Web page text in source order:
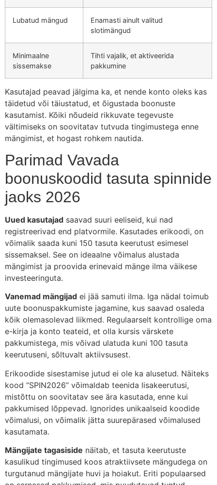
Lubatud mängud
Enamasti ainult valitud
slotimängud
Minimaalne
sissemakse
Tihti vajalik, et aktiveerida
pakkumine
Kasutajad peavad jälgima ka, et nende konto oleks kas
täidetud või täiustatud, et õigustada boonuste
kasutamist. Kõiki nõudeid rikkuvate tegevuste
vältimiseks on soovitatav tutvuda tingimustega enne
mängimist, et hogast rohkem nautida.
Parimad Vavada
boonuskoodid tasuta spinnide
jaoks 2026
Uued kasutajad saavad suuri eeliseid, kui nad
registreerivad end platvormile. Kasutades erikoodi, on
võimalik saada kuni 150 tasuta keerutust esimesel
sissemaksel. See on ideaalne võimalus alustada
mängimist ja proovida erinevaid mänge ilma väikese
investeeringuta.
Vanemad mängijad ei jää samuti ilma. Iga nädal toimub
uute boonuspakkumiste jagamine, kus saavad osaleda
kõik olemasolevad liikmed. Regulaarselt kontrollige oma
e-kirja ja konto teateid, et olla kursis värskete
pakkumistega, mis võivad ulatuda kuni 100 tasuta
keerutuseni, sõltuvalt aktiivsusest.
Erikoodide sisestamise jutud ei ole ka alusetud. Näiteks
kood “SPIN2026” võimaldab teenida lisakeerutusi,
mistõttu on soovitatav see ära kasutada, enne kui
pakkumised lõppevad. Ignorides unikaalseid koodide
võimalusi, on võimalik jätta suurepärased võimalused
kasutamata.
Mängijate tagasiside näitab, et tasuta keerutuste
kasulikud tingimused koos atraktiivsete mängudega on
turgutanud mängijate huvi ja hoiakut. Eriti populaarsed